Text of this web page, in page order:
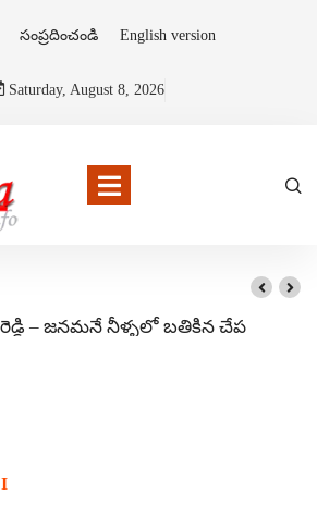
సంప్రదించండి English version
Saturday, August 8, 2026
– జనమనే నీళ్ళలో బతికిన చేప